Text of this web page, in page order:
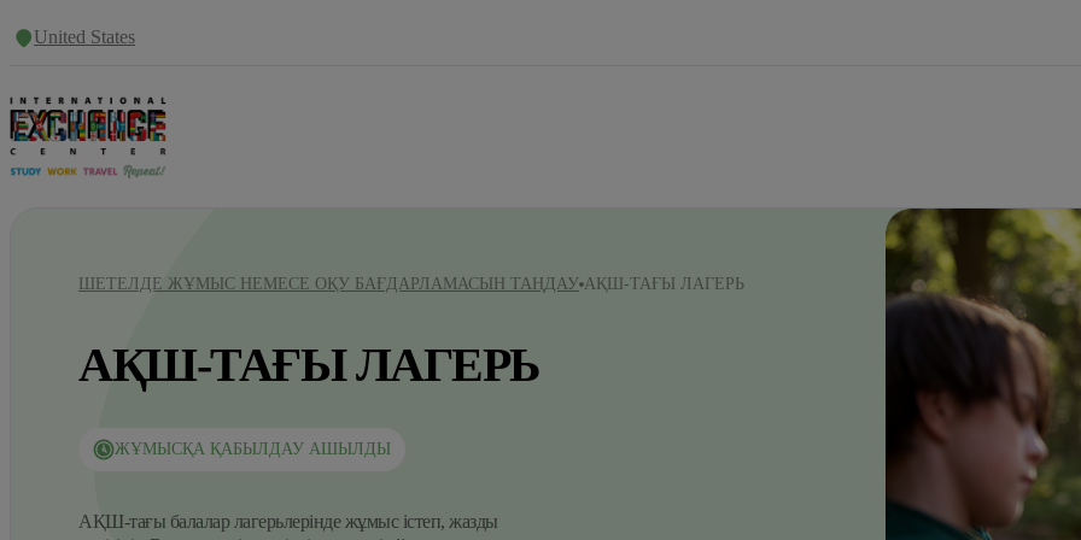
United States
ШЕТЕЛДЕ ЖҰМЫС НЕМЕСЕ ОҚУ БАҒДАРЛАМАСЫН ТАҢДАУ АҚШ-ТАҒЫ ЛАГЕРЬ
АҚШ-ТАҒЫ ЛАГЕРЬ
ЖҰМЫСҚА ҚАБЫЛДАУ АШЫЛДЫ
АҚШ-тағы балалар лагерьлерінде жұмыс істеп, жазды